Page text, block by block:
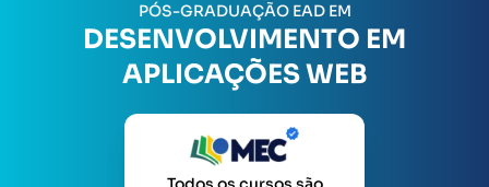
PÓS-GRADUAÇÃO EAD EM
DESENVOLVIMENTO EM
APLICAÇÕES WEB